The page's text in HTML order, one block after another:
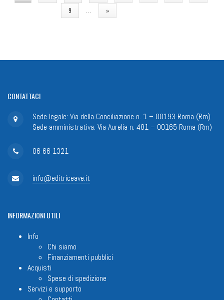
9
… »
CONTATTACI
Sede legale: Via della Conciliazione n. 1 – 00193 Roma (Rm)
Sede amministrativa: Via Aurelia n. 481 – 00165 Roma (Rm)
06 66 1321
info@editriceave.it
INFORMAZIONIUTILI
Info
Chi siamo
Finanziamenti pubblici
Acquisti
Spese di spedizione
Servizi e supporto